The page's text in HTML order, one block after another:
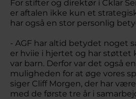
For stifter og direktør i Cklar
er aftalen ikke kun et
har også en stor personlig
- AGF har altid betydet noget
er hviie i hjertet og har støttet
var barn. Derfor var det også
muligheden for at øge vores
siger Cliff Morgen, der har
med de første tre år i